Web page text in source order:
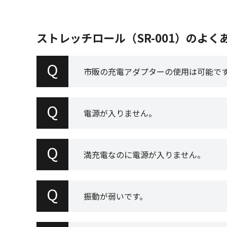
ストレッチロール（SR-001）のよく
Q 市販の充電アダプターの使用は可能で
Q 電源が入りません。
Q 満充電なのに電源が入りません。
Q 振動が弱いです。